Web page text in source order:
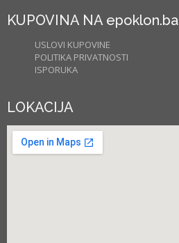
KUPOVINA NA epoklon.ba
USLOVI KUPOVINE
POLITIKA PRIVATNOSTI
ISPORUKA
LOKACIJA